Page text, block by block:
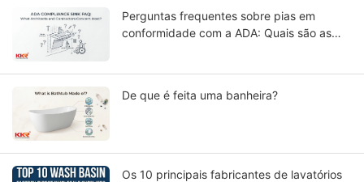
Perguntas frequentes sobre pias em
conformidade com a ADA: Quais são as
De que é feita uma banheira?
Os 10 principais fabricantes de lavatórios